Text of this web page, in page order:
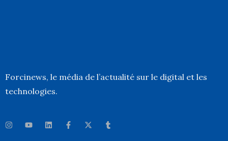
Forcinews, le média de l’actualité sur le digital et les
technologies.